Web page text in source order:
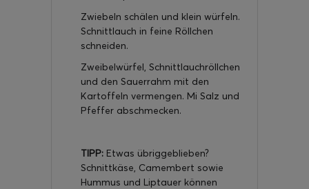
Zwiebeln schälen und klein würfeln.
Schnittlauch in feine Röllchen
schneiden.
Zweibelwürfel, Schnittlauchröllchen
und den Sauerrahm mit den
Kartoffeln vermengen. Mi Salz und
Pfeffer abschmecken.
TIPP: Etwas übriggeblieben?
Schnittkäse, Camembert sowie
Hummus und Liptauer können